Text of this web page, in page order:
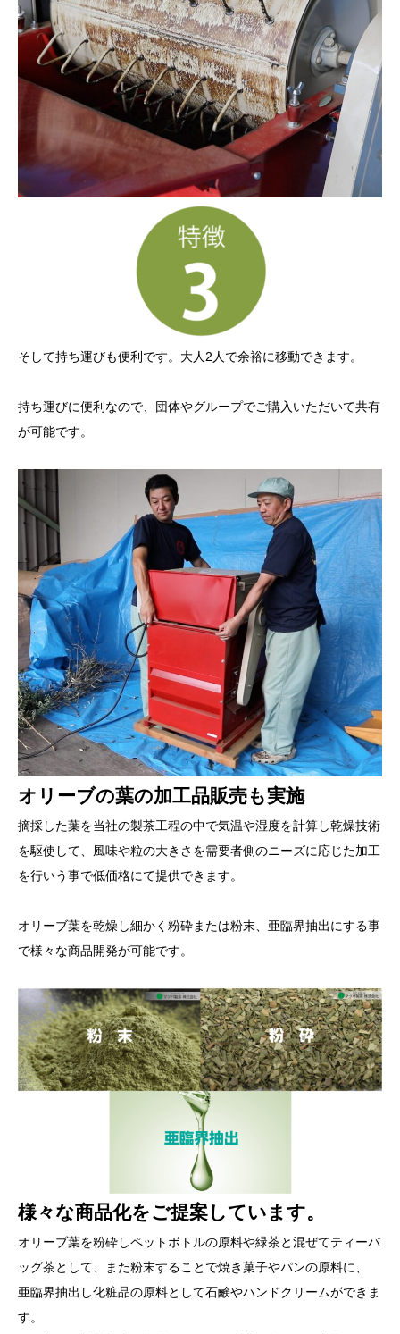
そして持ち運びも便利です。大人2人で余裕に移動できます。
持ち運びに便利なので、団体やグループでご購入いただいて共有
が可能です。
オリーブの葉の加工品販売も実施
摘採した葉を当社の製茶工程の中で気温や湿度を計算し乾燥技術
を駆使して、風味や粒の大きさを需要者側のニーズに応じた加工
を行いう事で低価格にて提供できます。
オリーブ葉を乾燥し細かく粉砕または粉末、亜臨界抽出にする事
で様々な商品開発が可能です。
様々な商品化をご提案しています。
オリーブ葉を粉砕しペットボトルの原料や緑茶と混ぜてティーバ
ッグ茶として、また粉末することで焼き菓子やパンの原料に、
亜臨界抽出し化粧品の原料として石鹸やハンドクリームができま
す。